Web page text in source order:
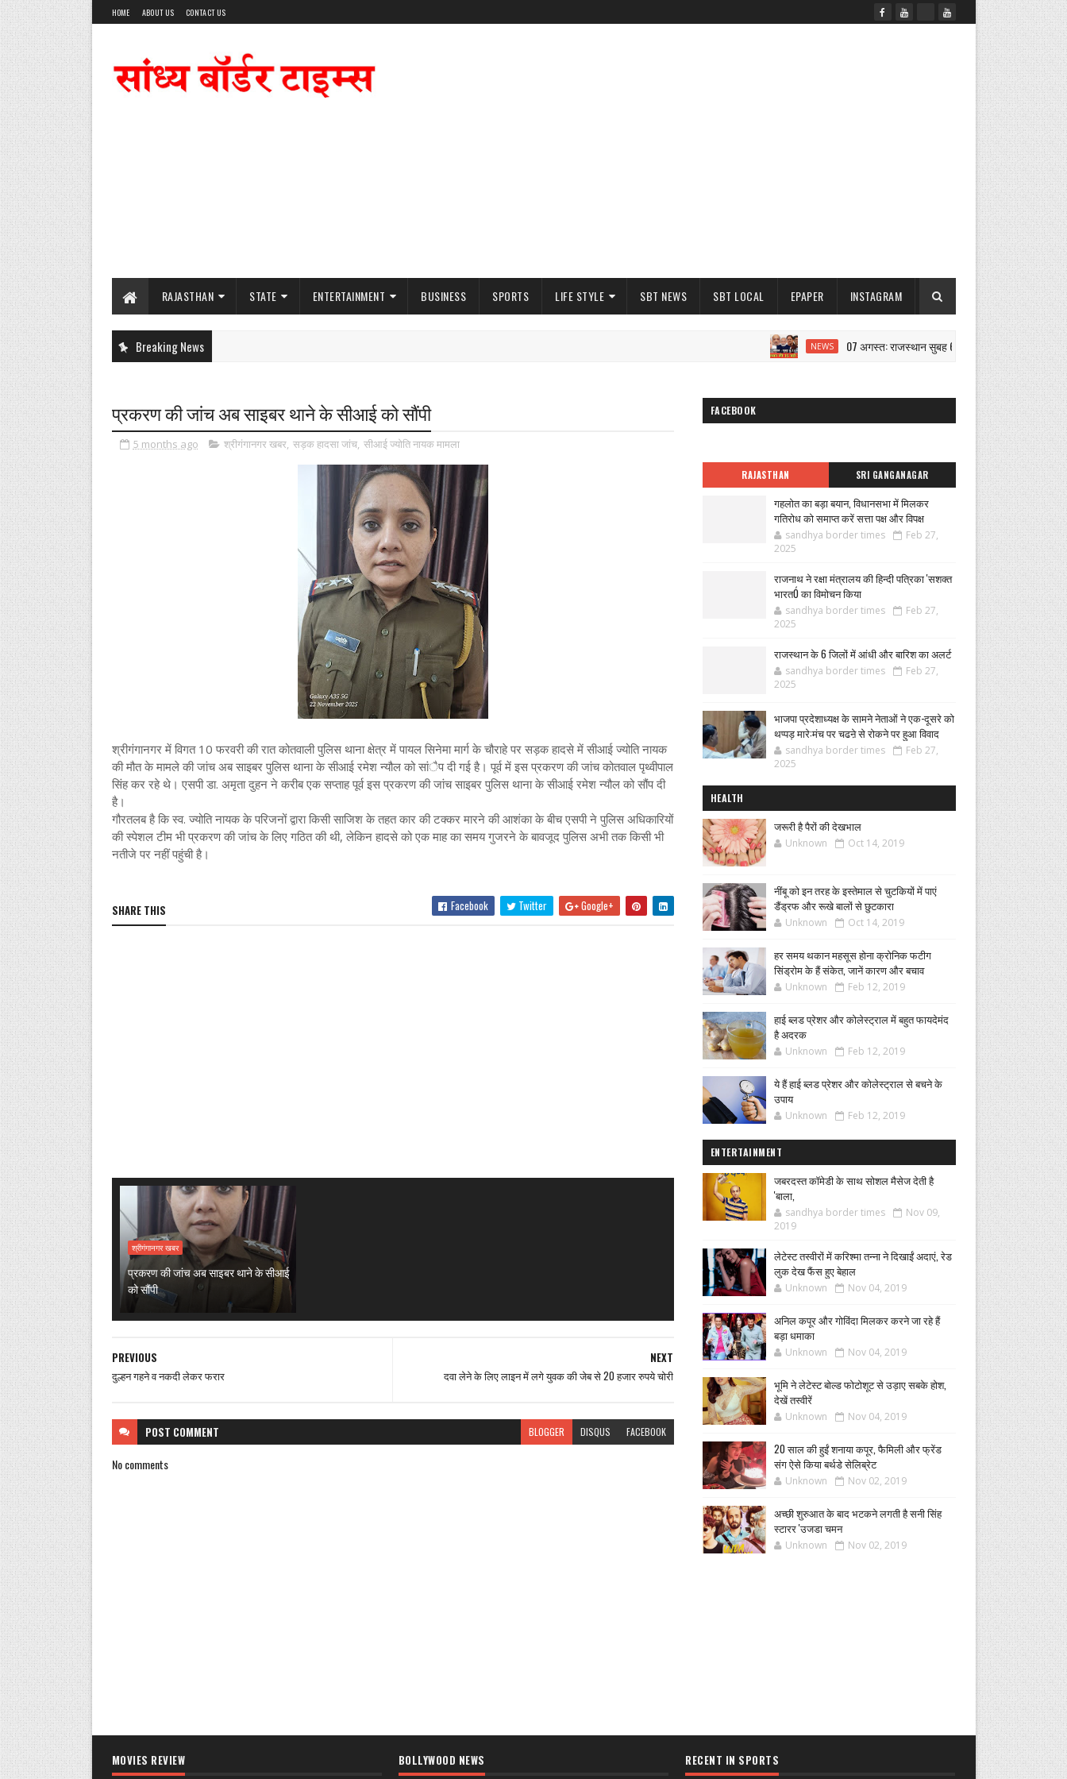
HOME ABOUT US CONTACT US
RAJASTHAN STATE ENTERTAINMENT BUSINESS SPORTS LIFE STYLE SBT NEWS SBT LOCAL EPAPER INSTAGRAM
Breaking News NEWS 07 अगस्त: राजस्थान सुबह 6.15 बजे की 15 बड़ी खबरें | SBT
प्रकरण की जांच अब साइबर थाने के सीआई को सौंपी
5 months ago श्रीगंगानगर खबर, सड़क हादसा जांच, सीआई ज्योति नायक मामला
श्रीगंगानगर में विगत 10 फरवरी की रात कोतवाली पुलिस थाना क्षेत्र में पायल सिनेमा मार्ग के चौराहे पर सड़क हादसे में सीआई ज्योति नायक
की मौत के मामले की जांच अब साइबर पुलिस थाना के सीआई रमेश न्यौल को सांैप दी गई है। पूर्व में इस प्रकरण की जांच कोतवाल पृथ्वीपाल
सिंह कर रहे थे। एसपी डा. अमृता दुहन ने करीब एक सप्ताह पूर्व इस प्रकरण की जांच साइबर पुलिस थाना के सीआई रमेश न्यौल को सौंप दी
है।
गौरतलब है कि स्व. ज्योति नायक के परिजनों द्वारा किसी साजिश के तहत कार की टक्कर मारने की आशंका के बीच एसपी ने पुलिस अधिकारियों
की स्पेशल टीम भी प्रकरण की जांच के लिए गठित की थी, लेकिन हादसे को एक माह का समय गुजरने के बावजूद पुलिस अभी तक किसी भी
नतीजे पर नहीं पहुंची है।
SHARE THIS Facebook Twitter Google+
श्रीगंगानगर खबर
प्रकरण की जांच अब साइबर थाने के सीआई
को सौंपी
NEXT
दवा लेने के लिए लाइन में लगे युवक की जेब से 20 हजार रुपये चोरी
PREVIOUS
दुल्हन गहने व नकदी लेकर फरार
POST COMMENT BLOGGER DISQUS FACEBOOK
No comments
FACEBOOK
RAJASTHAN SRI GANGANAGAR
गहलोत का बड़ा बयान, विधानसभा में मिलकर
गतिरोध को समाप्त करें सत्ता पक्ष और विपक्ष
sandhya border times
Feb 27,
2025
राजनाथ ने रक्षा मंत्रालय की हिन्दी पत्रिका 'सशक्त
भारतÓ का विमोचन किया
sandhya border times
Feb 27,
2025
राजस्थान के 6 जिलों में आंधी और बारिश का अलर्ट
sandhya border times
Feb 27,
2025
भाजपा प्रदेशाध्यक्ष के सामने नेताओं ने एक-दूसरे को
थप्पड़ मारे:मंच पर चढऩे से रोकने पर हुआ विवाद
sandhya border times
Feb 27,
2025
HEALTH
जरूरी है पैरों की देखभाल
Unknown Oct 14, 2019
नींबू को इन तरह के इस्तेमाल से चुटकियों में पाएं
डैंड्रफ और रूखे बालों से छुटकारा
Unknown Oct 14, 2019
हर समय थकान महसूस होना क्रोनिक फटीग
सिंड्रोम के हैं संकेत, जानें कारण और बचाव
Unknown Feb 12, 2019
हाई ब्लड प्रेशर और कोलेस्ट्राल में बहुत फायदेमंद
है अदरक
Unknown Feb 12, 2019
ये हैं हाई ब्लड प्रेशर और कोलेस्ट्राल से बचने के
उपाय
Unknown Feb 12, 2019
ENTERTAINMENT
जबरदस्त कॉमेडी के साथ सोशल मैसेज देती है
'बाला,
sandhya border times
Nov 09,
2019
लेटेस्ट तस्वीरों में करिश्मा तन्ना ने दिखाईं अदाएं, रेड
लुक देख फैंस हुए बेहाल
Unknown Nov 04, 2019
अनिल कपूर और गोविंदा मिलकर करने जा रहे हैं
बड़ा धमाका
Unknown Nov 04, 2019
भूमि ने लेटेस्ट बोल्ड फोटोशूट से उड़ाए सबके होश,
देखें तस्वीरें
Unknown Nov 04, 2019
20 साल की हुईं शनाया कपूर, फैमिली और फ्रेंड
संग ऐसे किया बर्थडे सेलिब्रेट
Unknown Nov 02, 2019
अच्छी शुरुआत के बाद भटकने लगती है सनी सिंह
स्टारर 'उजडा चमन
Unknown Nov 02, 2019
MOVIES REVIEW BOLLYWOOD NEWS RECENT IN SPORTS